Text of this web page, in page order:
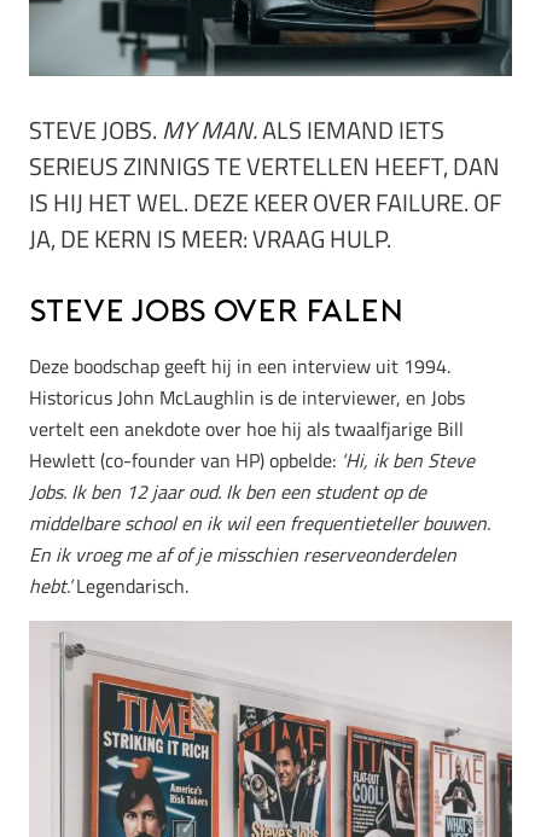
STEVE JOBS.MY MAN.ALS IEMAND IETS
SERIEUS ZINNIGS TE VERTELLEN HEEFT, DAN
IS HIJ HET WEL. DEZE KEER OVER FAILURE. OF
JA, DE KERN IS MEER: VRAAG HULP.
Steve Jobs over falen
Deze boodschap geeft hij in een interview uit 1994.
Historicus John McLaughlin is de interviewer, en Jobs
vertelt een anekdote over hoe hij als twaalfjarige Bill
Hewlett (co-founder van HP) opbelde: ‘Hi, ik ben Steve
Jobs. Ik ben 12 jaar oud. Ik ben een student op de
middelbare school en ik wil een frequentieteller bouwen.
En ik vroeg me af of je misschien reserveonderdelen
hebt.’Legendarisch.